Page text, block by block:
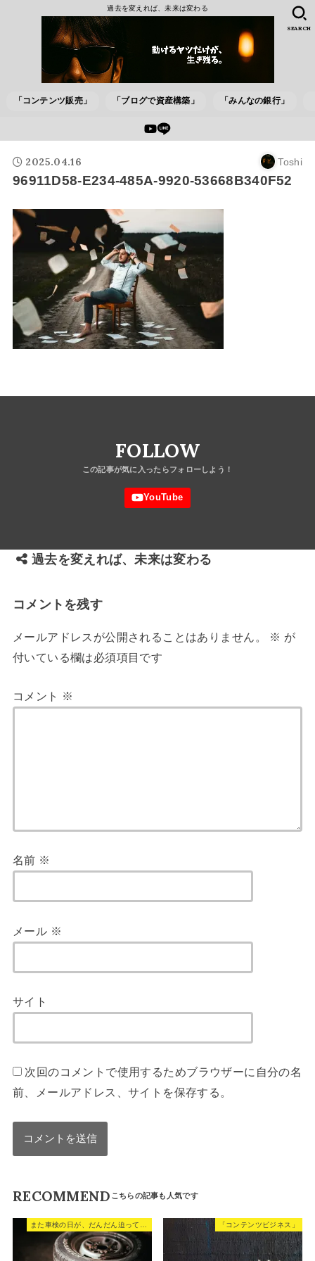
過去を変えれば、未来は変わる
「コンテンツ販売」 「ブログで資産構築」 「みんなの銀行」
SEARCH
2025.04.16 Toshi
96911D58-E234-485A-9920-53668B340F52
FOLLOW
過去を変えれば、未来は変わる
コメントを残す
メールアドレスが公開されることはありません。 ※ が
付いている欄は必須項目です
コメント ※
名前 ※
メール ※
サイト
次回のコメントで使用するためブラウザーに自分の名
前、メールアドレス、サイトを保存する。
RECOMMEND
「コンテンツビジネス」